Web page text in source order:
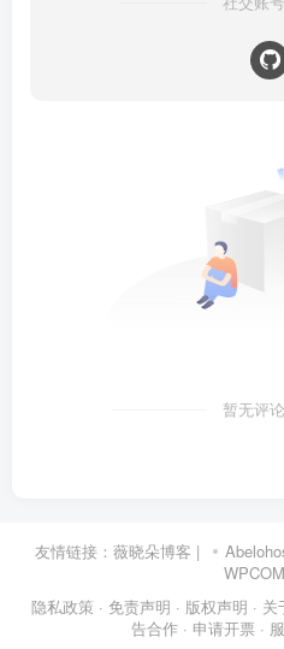
暂无评
友情链接： 薇晓朵博客 |
隐私政策 · 免责声明 · 版权声明 ·
告合作 · 申请开票 ·